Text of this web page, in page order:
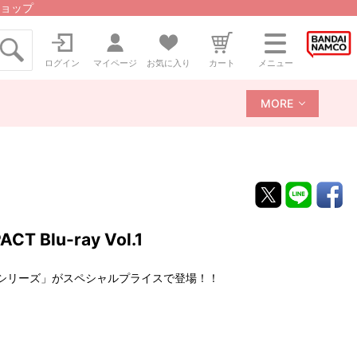
ップ
ログイン マイページ お気に入り カート メニュー
MORE
Blu-ray Vol.1
ーズ」がスペシャルプライスで登場！！